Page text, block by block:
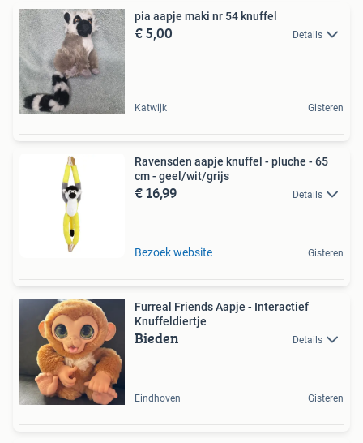
pia aapje maki nr 54 knuffel
€ 5,00 Details
Katwijk Gisteren
Ravensden aapje knuffel - pluche - 65
cm - geel/wit/grijs
€ 16,99 Details
Bezoek website Gisteren
Furreal Friends Aapje - Interactief
Knuffeldiertje
Bieden Details
Eindhoven Gisteren